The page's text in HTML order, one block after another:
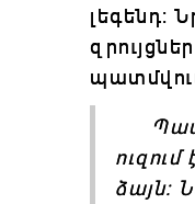
լեգենդ:
ձայն: